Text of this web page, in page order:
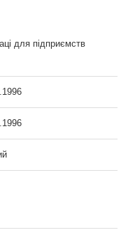
для підприємств